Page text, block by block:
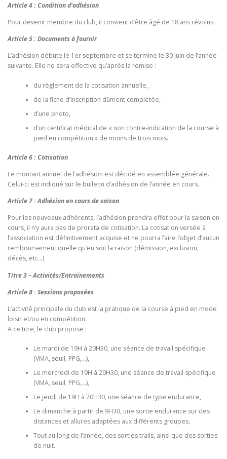
Article 4 : Condition d’adhésion
Pour devenir membre du club, il convient d’être âgé de 18 ans révolus.
Article 5 : Documents à fournir
L’adhésion débute le 1er septembre et se termine le 30 juin de l’année
suivante. Elle ne sera effective qu’après la remise :
du règlement de la cotisation annuelle,
de la fiche d’inscription dûment complétée,
d’une photo,
d’un certificat médical de « non contre-indication de la course à
pied en compétition » de moins de trois mois.
Article 6 : Cotisation
Le montant annuel de l’adhésion est décidé en assemblée générale.
Celui-ci est indiqué sur le bulletin d’adhésion de l’année en cours.
Article 7: Adhésion en cours de saison
Pour les nouveaux adhérents, l’adhésion prendra effet pour la saison en
cours, il n’y aura pas de prorata de cotisation. La cotisation versée à
l’association est définitivement acquise et ne pourra faire l’objet d’aucun
remboursement quelle qu’en soit la raison (démission, exclusion,
décès, etc…).
Titre 3 – Activités/Entraînements
Article 8 : Sessions proposées
L’activité principale du club est la pratique de la course à pied en mode
loisir et/ou en compétition.
A ce titre, le club propose :
Le mardi de 19H à 20H30, une séance de travail spécifique
(VMA, seuil, PPG,…),
Le mercredi de 19H à 20H30, une séance de travail spécifique
(VMA, seuil, PPG,…),
Le jeudi de 19H à 20H30, une séance de type endurance,
Le dimanche à partir de 9H30, une sortie endurance sur des
distances et allures adaptées aux différents groupes,
Tout au long de l’année, des sorties trails, ainsi que des sorties
de nuit.